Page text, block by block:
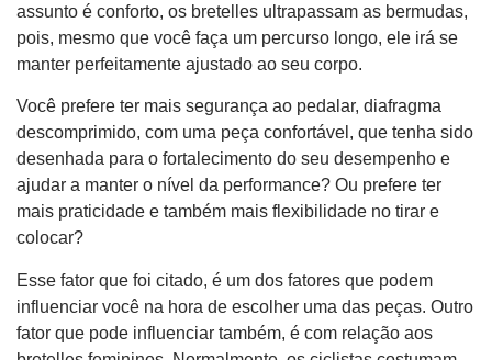
assunto é conforto, os bretelles ultrapassam as bermudas,
pois, mesmo que você faça um percurso longo, ele irá se
manter perfeitamente ajustado ao seu corpo.
Você prefere ter mais segurança ao pedalar, diafragma
descomprimido, com uma peça confortável, que tenha sido
desenhada para o fortalecimento do seu desempenho e
ajudar a manter o nível da performance? Ou prefere ter
mais praticidade e também mais flexibilidade no tirar e
colocar?
Esse fator que foi citado, é um dos fatores que podem
influenciar você na hora de escolher uma das peças. Outro
fator que pode influenciar também, é com relação aos